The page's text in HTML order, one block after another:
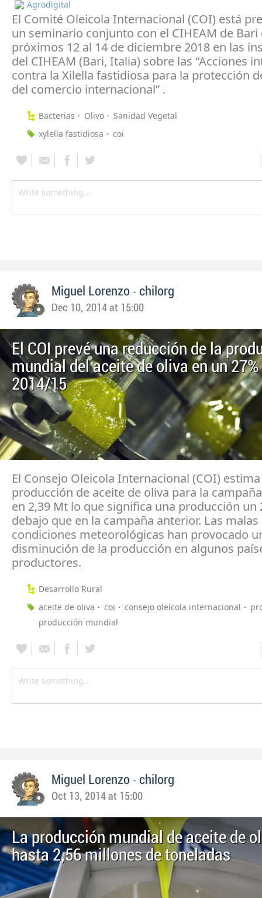
Agrodigital
El Comité Oleicola Internacional (COI) está
un seminario conjunto con el CIHEAM de
próximos 12 al 14 de diciembre 2018 en las
del CIHEAM (Bari, Italia) sobre las “Acciones
contra la Xilella fastidiosa para la protección
del comercio internacional” .
Bacterias Olivo
Sanidad Vegetal
xylella fastidiosa
coi
Miguel Lorenzo - chilorg
Dec 10, 2014 at 15:00
El COI prevé una reducción de la
mundial del aceite de oliva en un 27%
2014/15
El Consejo Oleicola Internacional (COI)
producción de aceite de oliva para la
en 2,39 Mt lo que significa una producción un
debajo que en la campaña anterior. Las malas
condiciones meteorológicas han provocado
disminución de la producción en algunos
productores.
Desarrollo Rural
aceite de oliva
coi consejo oleícola internacional
producción mundial
Miguel Lorenzo - chilorg
Oct 13, 2014 at 15:00
La producción mundial de aceite de
hasta 2,56 millones de toneladas